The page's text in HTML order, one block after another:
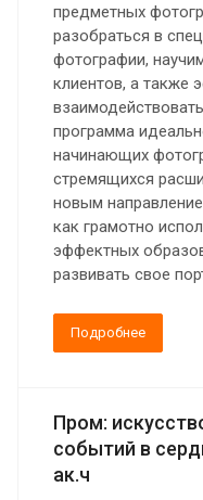
предметных
разобраться в
фотографии,
клиентов, а также
программа
начинающих
стремящихся
новым
как грамотно
эффектных
развивать свое
Подробнее
Пром:
событий в
ак.ч